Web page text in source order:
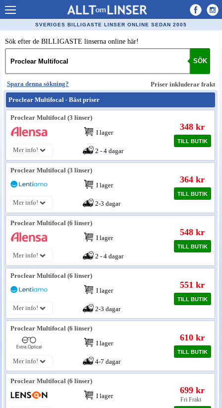
Allt om Linser
Billiga kontaktlinser
Återförsäljare linser
Populära linser
Kontaktlinstyper
Linsvätska
Optiker
Glasögon
Tillverkare - linser
Linstillbehör
Nyheter - linser
SVERIGES BILLIGASTE LINSER ONLINE SEDAN 2005
Sök efter de BILLIGASTE linserna online här!
SÖK
Priser inkluderar frakt
Spara denna sökning?
Proclear Multifocal - Bäst priser
Proclear Multifocal (3 linser)
Mer info!
I lager
2 - 4 dagar
348 kr
TILL BUTIK
Proclear Multifocal (3 linser)
Mer info!
I lager
2-3 dagar
364 kr
TILL BUTIK
Proclear Multifocal (6 linser)
Mer info!
I lager
2 - 4 dagar
548 kr
TILL BUTIK
Proclear Multifocal (6 linser)
Mer info!
I lager
2-3 dagar
551 kr
TILL BUTIK
Proclear Multifocal (6 linser)
Mer info!
I lager
4-7 dagar
610 kr
TILL BUTIK
Proclear Multifocal (6 linser)
I lager
699 kr
Fri Frakt